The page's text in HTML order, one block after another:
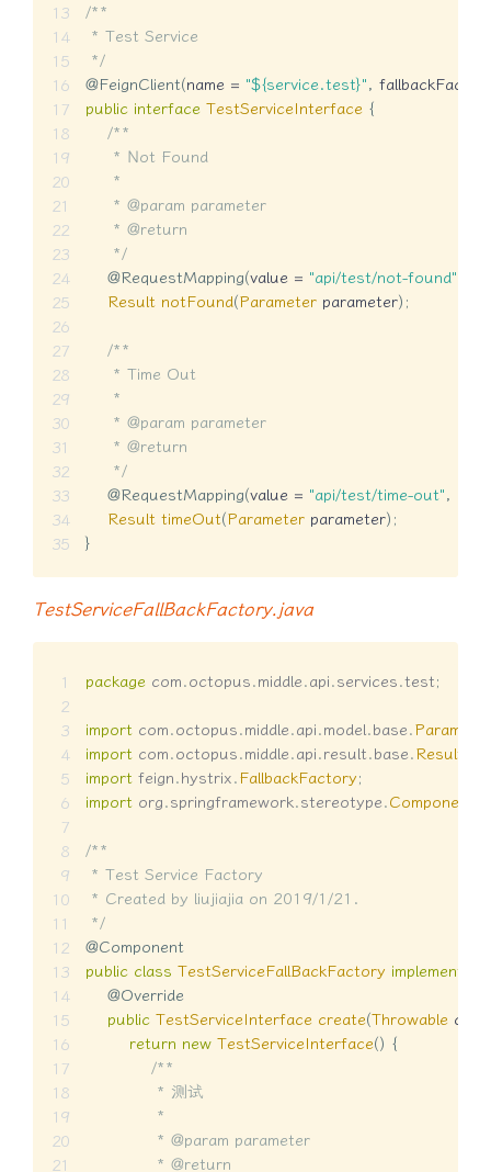
/**
* Test Service
*/
@FeignClient(name = "${service.test}",
public interface TestServiceInterface {
/**
     * Not Found
     *
     * @param parameter
     * @return
     */
@RequestMapping(value = "api/test/not-found"
Result notFound(Parameter parameter) ;
/**
     * Time Out
     *
     * @param parameter
     * @return
     */
@RequestMapping(value = "api/test/time-out",
Result timeOut(Parameter parameter) ;
}
TestServiceFallBackFactory.java
package com.octopus.middle.api.services.test;
import com.octopus.middle.api.model.base.Parameter
import com.octopus.middle.api.result.base.Result
import feign.hystrix.FallbackFactory;
import org.springframework.stereotype.Component
/**
* Test Service Factory
* Created by liujiajia on 2019/1/21.
*/
@Component
public class TestServiceFallBackFactory implements
@Override
public TestServiceInterface create(Throwable
return new TestServiceInterface() {
/**
             * 测试
             *
             * @param parameter
             * @return